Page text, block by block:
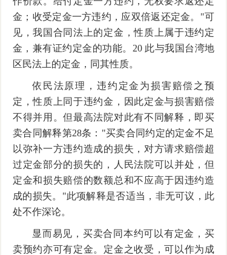
金；收受定金一方违约，应双倍返还定金。"可
见，我国合同法上的定金，性质上属于违约定
金，兼有证约定金的功能。20 此与我国台湾地
区民法上的定金，同其性质。
依民法原理，违约定金为损害赔偿之预
定，性质上同于违约金，因此定金与损害赔偿
不得并用。但最高法院对此有不同解释，即买
卖合同解释第28条："买卖合同约定的定金不足
以弥补一方违约造成的损失，对方请求赔偿超
过定金部分的损失的，人民法院可以并处，但
定金和损失赔偿的数额总和不应高于因违约造
成的损失。"此项解释是否适当，非无可议，此
处不作深论。
显而易见，买卖合同本约可以有定金，买
卖预约亦可有定金。定金之收受，可以作为成